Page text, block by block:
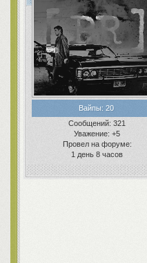
Вайпы:20
Сообщений: 321
Уважение: +5
Провел на форуме:
1 день 8 часов